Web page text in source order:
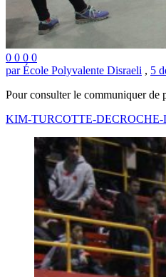
0 0 0 0
par École Polyvalente Disraeli , 5
Pour consulter le communiquer de
KIM-TURCOTTE-